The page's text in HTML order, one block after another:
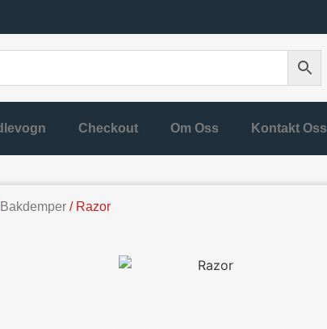
Checkout Om Oss Kontakt Oss
Bakdemper / Razor